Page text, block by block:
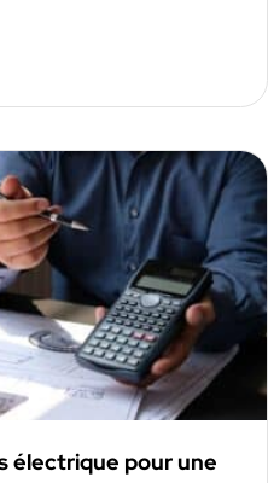
électrique pour une